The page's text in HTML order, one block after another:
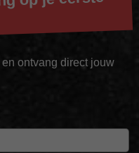
ontvang direct jouw